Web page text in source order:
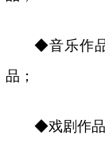
◆音乐作
品；
◆戏剧作品